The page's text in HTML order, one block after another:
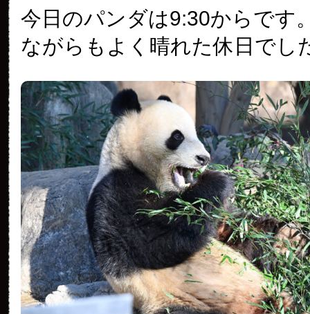
今日のパンダは9:30からです
ながらもよく晴れた休日でし